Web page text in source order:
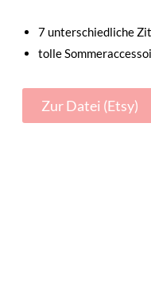
7 unterschiedliche
tolle
Zur Datei (Etsy)